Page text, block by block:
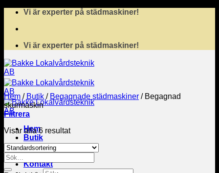
Skip
content
Vi är experter på städmaskiner!
Vi är experter på städmaskiner!
Hem
Butik
Service
Leasing
Kontakt
Hem / Butik / Begagnade städmaskiner /Begagnad
skurmaskin
Filtrera
Visar alla 6 resultat
Sök
efter: